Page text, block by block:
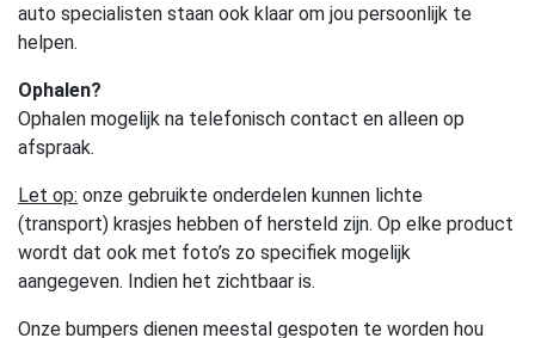
auto specialisten staan ook klaar om jou persoonlijk te
helpen.
Ophalen?
Ophalen mogelijk na telefonisch contact en alleen op
afspraak.
Let op: onze gebruikte onderdelen kunnen lichte
(transport) krasjes hebben of hersteld zijn. Op elke product
wordt dat ook met foto’s zo specifiek mogelijk
aangegeven. Indien het zichtbaar is.
Onze bumpers dienen meestal gespoten te worden hou